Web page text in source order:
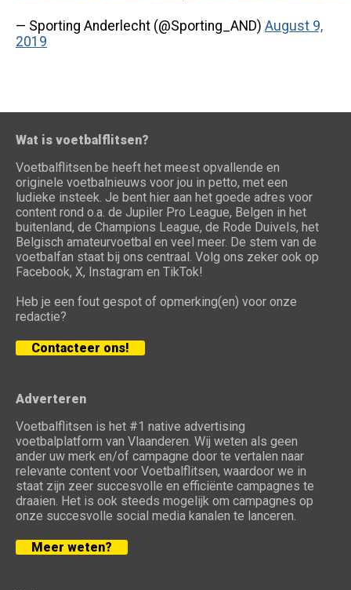
— Sporting Anderlecht (@Sporting_AND) August 9,
2019
Wat is voetbalflitsen?
Voetbalflitsen.be heeft het meest opvallende en
originele voetbalnieuws voor jou in petto, met een
ludieke insteek. Je bent hier aan het goede adres voor
content rond o.a. de Jupiler Pro League, Belgen in het
buitenland, de Champions League, de Rode Duivels, het
Belgisch amateurvoetbal en veel meer. De stem van de
voetbalfan staat bij ons centraal. Volg ons zeker ook op
Facebook, X, Instagram en TikTok!
Heb je een fout gespot of opmerking(en) voor onze
redactie?
Contacteer ons!
Adverteren
Voetbalflitsen is het #1 native advertising
voetbalplatform van Vlaanderen. Wij weten als geen
ander uw merk en/of campagne door te vertalen naar
relevante content voor Voetbalflitsen, waardoor we in
staat zijn zeer succesvolle en efficiënte campagnes te
draaien. Het is ook steeds mogelijk om campagnes op
onze succesvolle social media kanalen te lanceren.
Meer weten?